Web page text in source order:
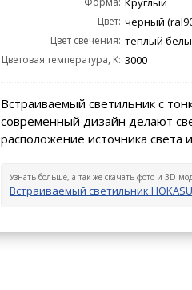
Цвет: черный
Цвет свечения: теплый
Цветовая температура, K: 3000
Встраиваемый светильник с
современный дизайн делают
расположение источника света
Узнать больше, а так же скачать фото и 3D
Встраиваемый светильник